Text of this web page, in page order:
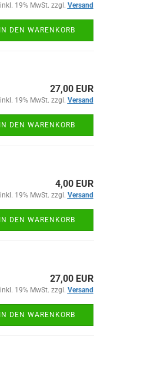
inkl. 19% MwSt. zzgl. Versand
IN DEN WARENKORB
27,00 EUR
inkl. 19% MwSt. zzgl. Versand
IN DEN WARENKORB
4,00 EUR
inkl. 19% MwSt. zzgl. Versand
IN DEN WARENKORB
27,00 EUR
inkl. 19% MwSt. zzgl. Versand
IN DEN WARENKORB